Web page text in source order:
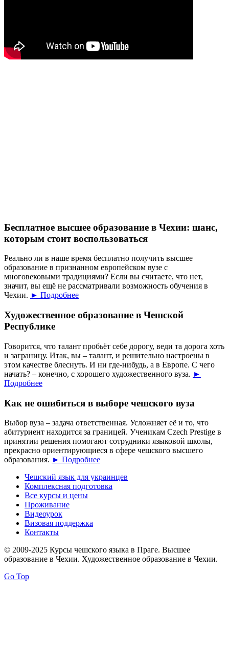
Бесплатное высшее образование в Чехии: шанс,
которым стоит воспользоваться
Реально ли в наше время бесплатно получить высшее
образование в признанном европейском вузе с
многовековыми традициями? Если вы считаете, что нет,
значит, вы ещё не рассматривали возможность обучения в
Чехии. ► Подробнее
Художественное образование в Чешской
Республике
Говорится, что талант пробьёт себе дорогу, веди та дорога хоть
и заграницу. Итак, вы – талант, и решительно настроены в
этом качестве блеснуть. И ни где-нибудь, а в Европе. С чего
начать? – конечно, с хорошего художественного вуза. ►
Подробнее
Как не ошибиться в выборе чешского вуза
Выбор вуза – задача ответственная. Усложняет её и то, что
абитуриент находится за границей. Ученикам Czech Prestige в
принятии решения помогают сотрудники языковой школы,
прекрасно ориентирующиеся в сфере чешского высшего
образования. ► Подробнее
Чешский язык для украинцев
Комплексная подготовка
Все курсы и цены
Проживание
Видеоурок
Визовая поддержка
Контакты
© 2009-2025 Курсы чешского языка в Праге. Высшее
образование в Чехии. Художественное образование в Чехии.
Go Top